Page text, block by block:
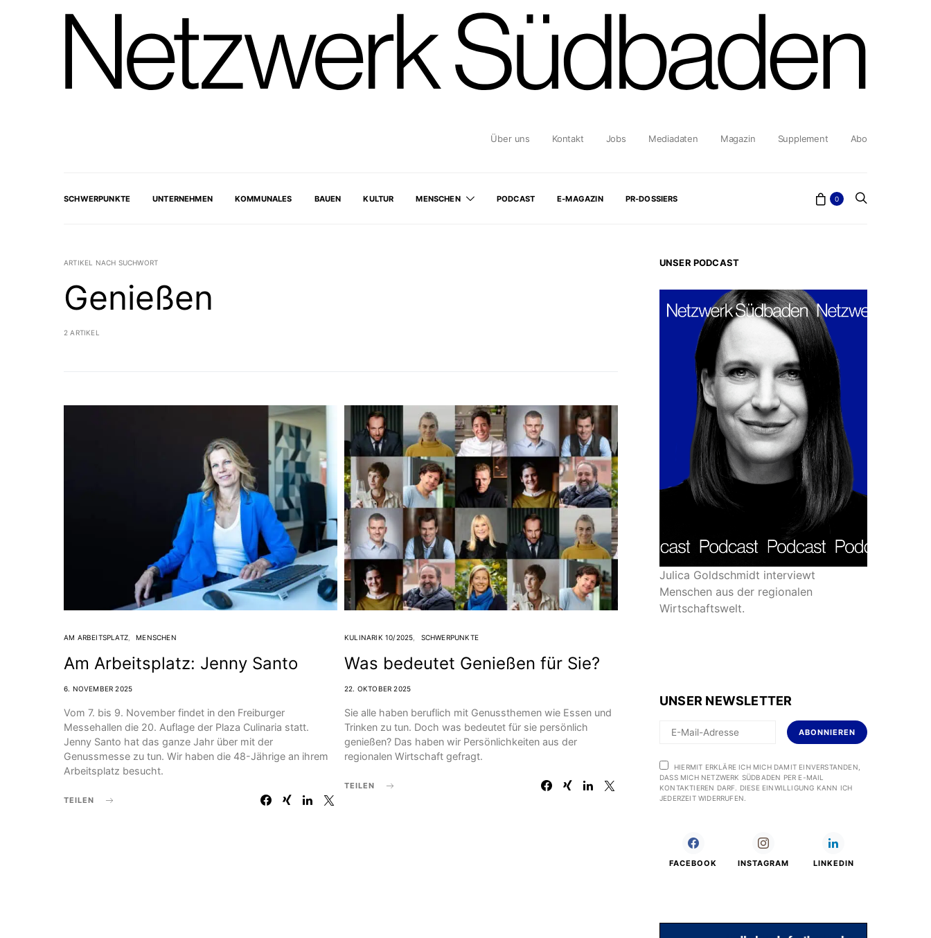
Über uns Kontakt Jobs Mediadaten Magazin Supplement Abo
SCHWERPUNKTE UNTERNEHMEN KOMMUNALES BAUEN KULTUR MENSCHEN PODCAST E-MAGAZIN PR-DOSSIERS 0
ARTIKEL NACH SUCHWORT
Genießen
2 ARTIKEL
AM ARBEITSPLATZ MENSCHEN
Am Arbeitsplatz: Jenny Santo
6. NOVEMBER 2025
Vom 7. bis 9. November findet in den Freiburger
Messehallen die 20. Auflage der Plaza Culinaria statt.
Jenny Santo hat das ganze Jahr über mit der
Genussmesse zu tun. Wir haben die 48-Jährige an ihrem
Arbeitsplatz besucht.
TEILEN
KULINARIK 10/2025 SCHWERPUNKTE
Was bedeutet Genießen für Sie?
22. OKTOBER 2025
Sie alle haben beruflich mit Genussthemen wie Essen und
Trinken zu tun. Doch was bedeutet für sie persönlich
genießen? Das haben wir Persönlichkeiten aus der
regionalen Wirtschaft gefragt.
TEILEN
UNSER PODCAST
Julica Goldschmidt interviewt
Menschen aus der regionalen
Wirtschaftswelt.
UNSER NEWSLETTER
ABONNIEREN
HIERMIT ERKLÄRE ICH MICH DAMIT EINVERSTANDEN,
DASS MICH NETZWERK SÜDBADEN PER E-MAIL
KONTAKTIEREN DARF. DIESE EINWILLIGUNG KANN ICH
JEDERZEIT WIDERRUFEN.
FACEBOOK INSTAGRAM LINKEDIN